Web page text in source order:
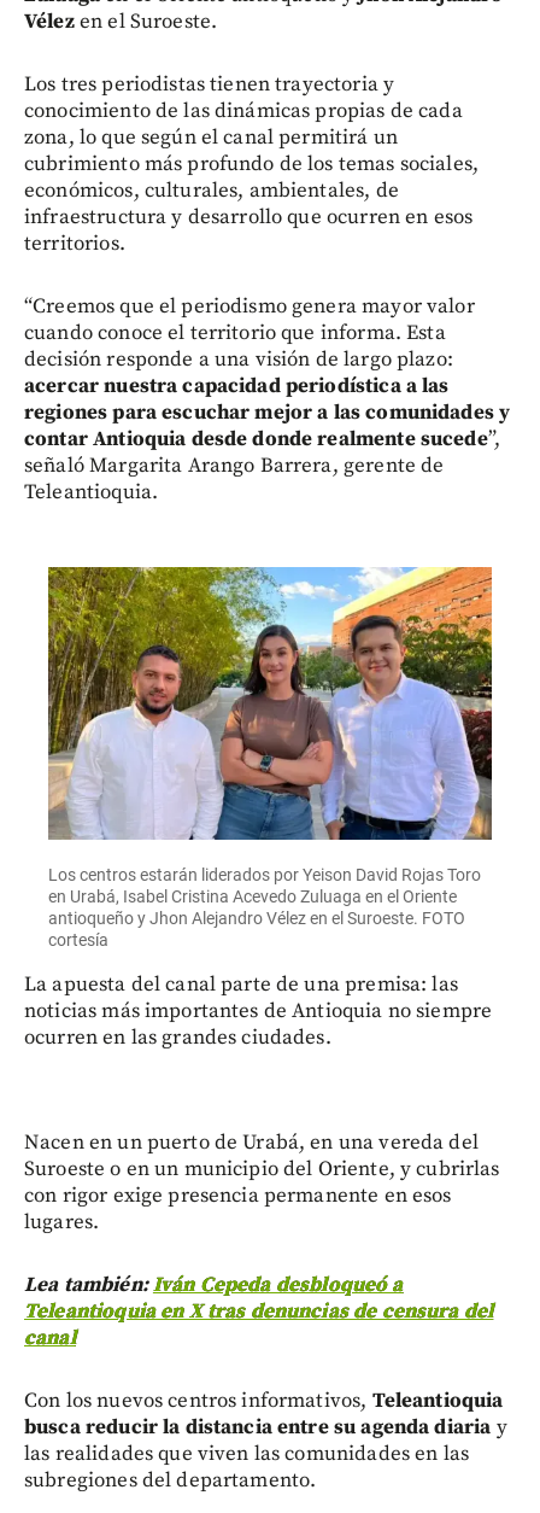
Vélezen el Suroeste.
Los tres periodistas tienen trayectoria y
conocimiento de las dinámicas propias de cada
zona, lo que según el canal permitirá un
cubrimiento más profundo de los temas sociales,
económicos, culturales, ambientales, de
infraestructura y desarrollo que ocurren en esos
territorios.
“Creemos que el periodismo genera mayor valor
cuando conoce el territorio que informa. Esta
decisión responde a una visión de largo plazo:
acercar nuestra capacidad periodística a las
regiones para escuchar mejor a las comunidades y
contar Antioquia desde donde realmente sucede”,
señaló Margarita Arango Barrera, gerente de
Teleantioquia.
Los centros estarán liderados por Yeison David Rojas Toro
en Urabá, Isabel Cristina Acevedo Zuluaga en el Oriente
antioqueño y Jhon Alejandro Vélez en el Suroeste. FOTO
cortesía
La apuesta del canal parte de una premisa: las
noticias más importantes de Antioquia no siempre
ocurren en las grandes ciudades.
Nacen en un puerto de Urabá, en una vereda del
Suroeste o en un municipio del Oriente, y cubrirlas
con rigor exige presencia permanente en esos
lugares.
Lea también:Iván Cepeda desbloqueó a
Teleantioquia en X tras denuncias de censura del
canal
Con los nuevos centros informativos, Teleantioquia
busca reducir la distancia entre su agenda diaria y
las realidades que viven las comunidades en las
subregiones del departamento.